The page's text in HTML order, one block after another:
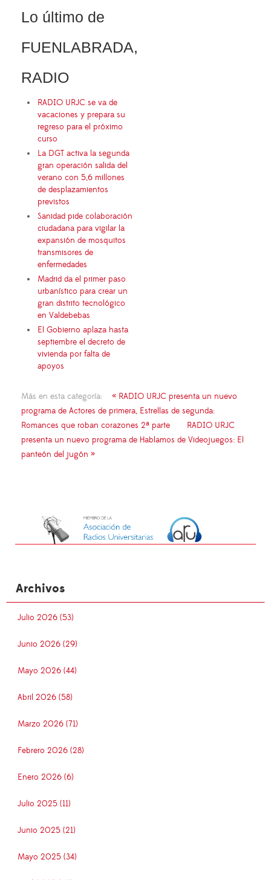
Lo último de
FUENLABRADA,
RADIO
RADIO URJC se va de
vacaciones y prepara su
regreso para el próximo
curso
La DGT activa la segunda
gran operación salida del
verano con 5,6 millones
de desplazamientos
previstos
Sanidad pide colaboración
ciudadana para vigilar la
expansión de mosquitos
transmisores de
enfermedades
Madrid da el primer paso
urbanístico para crear un
gran distrito tecnológico
en Valdebebas
El Gobierno aplaza hasta
septiembre el decreto de
vivienda por falta de
apoyos
Más en esta categoría:
« RADIO URJC presenta un nuevo
programa de Actores de primera, Estrellas de segunda:
Romances que roban corazones 2ª parte
RADIO URJC
presenta un nuevo programa de Hablamos de Videojuegos: El
panteón del jugón »
Archivos
Julio 2026 (53)
Junio 2026 (29)
Mayo 2026 (44)
Abril 2026 (58)
Marzo 2026 (71)
Febrero 2026 (28)
Enero 2026 (6)
Julio 2025 (11)
Junio 2025 (21)
Mayo 2025 (34)